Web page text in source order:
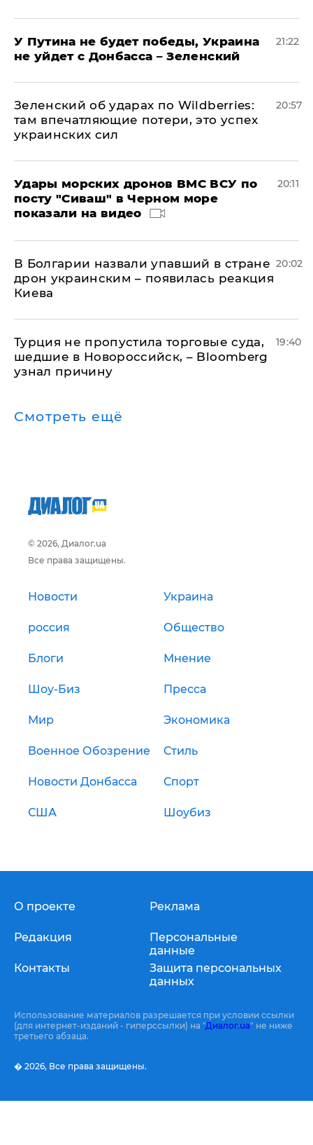
У Путина не будет победы, Украина
не уйдет с Донбасса – Зеленский
21:22
Зеленский об ударах по Wildberries:
там впечатляющие потери, это успех
украинских сил
20:57
Удары морских дронов ВМС ВСУ по
посту "Сиваш" в Черном море
показали на видео
20:11
В Болгарии назвали упавший в стране
дрон украинским – появилась реакция
Киева
20:02
Турция не пропустила торговые суда,
шедшие в Новороссийск, – Bloomberg
узнал причину
19:40
Смотреть ещё
© 2026, Диалог.ua
Все права защищены.
Новости Украина
россия Общество
Блоги Мнение
Шоу-Биз Пресса
Мир Экономика
Военное Обозрение Стиль
Новости Донбасса Спорт
США Шоубиз
О проекте
Редакция
Контакты
Реклама
Персональные
данные
Защита персональных
данных
Использование материалов разрешается при условии ссылки
(для интернет-изданий - гиперссылки) на "Диалог.ua" не ниже
третьего абзаца.
� 2026, Все права защищены.